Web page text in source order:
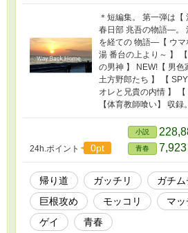
＊短編集。 第一弾は【
春日部 兆吾の物語―。
を経ての 物語―【 ウマ
湯 番台の上より～ 】
の男神 】 NEW!【 男色
土方野郎たち 】 【
オレと兄貴の内情 】
【体育教師喰い】 収録。
24h.ポイント 0pt
小説
青春 7,923
帰り道 ガッチリ ガチム
巨根攻め
モッコリ マッ
ゲイ
青春